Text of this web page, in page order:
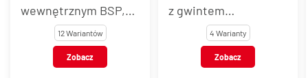
wewnętrznym BSP,
stal nierdzewna, typ
12 Wariantów
Zobacz
z gwintem
wewnętrznym, stal
nierdzewna AISI 303 /
4 Warianty
Zobacz